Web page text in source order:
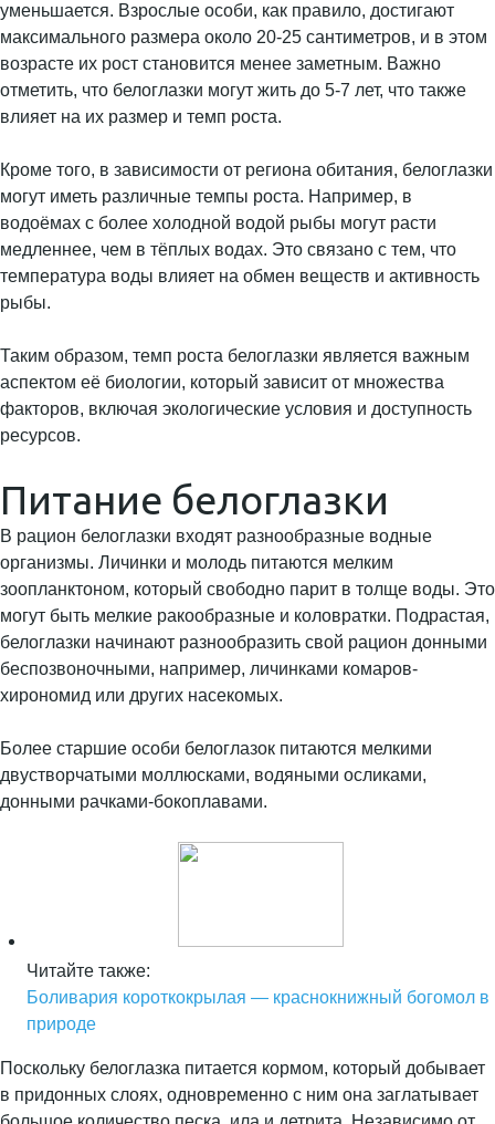
уменьшается. Взрослые особи, как правило, достигают
максимального размера около 20-25 сантиметров, и в этом
возрасте их рост становится менее заметным. Важно
отметить, что белоглазки могут жить до 5-7 лет, что также
влияет на их размер и темп роста.
Кроме того, в зависимости от региона обитания, белоглазки
могут иметь различные темпы роста. Например, в
водоёмах с более холодной водой рыбы могут расти
медленнее, чем в тёплых водах. Это связано с тем, что
температура воды влияет на обмен веществ и активность
рыбы.
Таким образом, темп роста белоглазки является важным
аспектом её биологии, который зависит от множества
факторов, включая экологические условия и доступность
ресурсов.
Питание белоглазки
В рацион белоглазки входят разнообразные водные
организмы. Личинки и молодь питаются мелким
зоопланктоном, который свободно парит в толще воды. Это
могут быть мелкие ракообразные и коловратки. Подрастая,
белоглазки начинают разнообразить свой рацион донными
беспозвоночными, например, личинками комаров-
хирономид или других насекомых.
Более старшие особи белоглазок питаются мелкими
двустворчатыми моллюсками, водяными осликами,
донными рачками-бокоплавами.
Читайте также:
Боливария короткокрылая — краснокнижный богомол в
природе
Поскольку белоглазка питается кормом, который добывает
в придонных слоях, одновременно с ним она заглатывает